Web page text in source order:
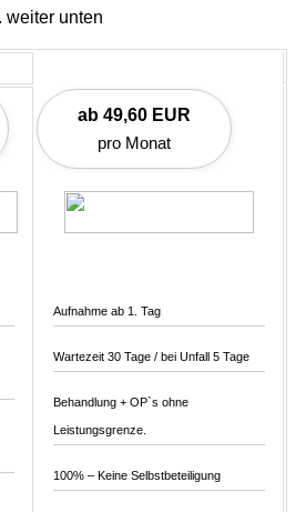
unten
ab 49,60 EUR
pro Monat
Aufnahme ab 1. Tag
Wartezeit 30 Tage / bei Unfall 5 Tage
Behandlung + OP`s ohne
Leistungsgrenze.
100% – Keine Selbstbeteiligung